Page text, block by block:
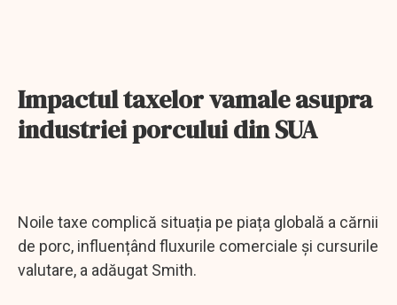
Impactul taxelor vamale asupra
industriei porcului din SUA
Noile taxe complică situația pe piața globală a cărnii
de porc, influențând fluxurile comerciale și cursurile
valutare, a adăugat Smith.